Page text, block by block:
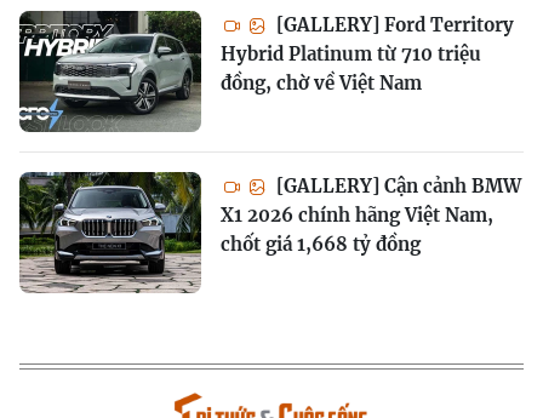
[GALLERY] Ford Territory
Hybrid Platinum từ 710 triệu
đồng, chờ về Việt Nam
[GALLERY] Cận cảnh BMW
X1 2026 chính hãng Việt Nam,
chốt giá 1,668 tỷ đồng